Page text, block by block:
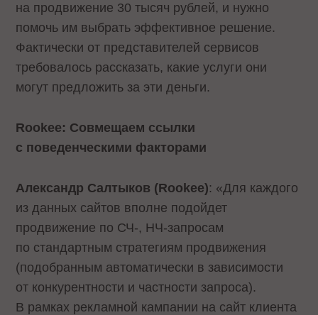
на продвижение 30 тысяч рублей, и нужно
помочь им выбрать эффективное решение.
Фактически от представителей сервисов
требовалось рассказать, какие услуги они
могут предложить за эти деньги.
Rookee: Совмещаем ссылки
с поведенческими факторами
Александр Салтыков (Rookee): «Для каждого
из данных сайтов вполне подойдет
продвижение по СЧ-, НЧ-запросам
по стандартным стратегиям продвижения
(подобранным автоматически в зависимости
от конкурентности и частности запроса).
В рамках рекламной кампании на сайт клиента